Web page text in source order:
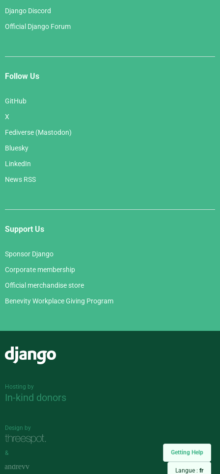
Getting Help
Langue : fr
Django Discord
Official Django Forum
Follow Us
GitHub
X
Fediverse (Mastodon)
Bluesky
LinkedIn
News RSS
Support Us
Sponsor Django
Corporate membership
Official merchandise store
Benevity Workplace Giving Program
Hosting by
In-kind donors
Design by
&